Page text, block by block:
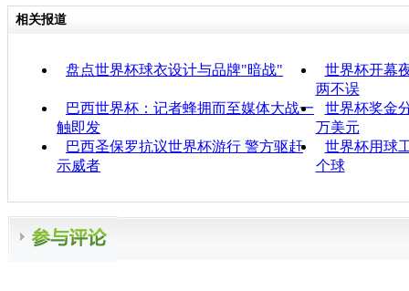
相关报道
盘点世界杯球衣设计与品牌"暗战"
世界杯开幕
两不误
巴西世界杯：记者蜂拥而至媒体大战一
触即发
世界杯奖金
万美元
巴西圣保罗抗议世界杯游行 警方驱赶
示威者
世界杯用球
个球